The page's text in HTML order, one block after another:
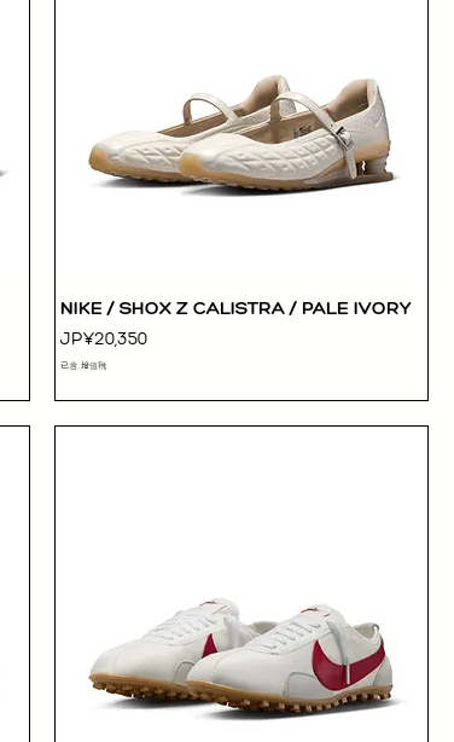
快速瀏覽
NIKE / SHOX Z CALISTRA / PALE IVORY
價格
JP¥20,350
已含 增值税